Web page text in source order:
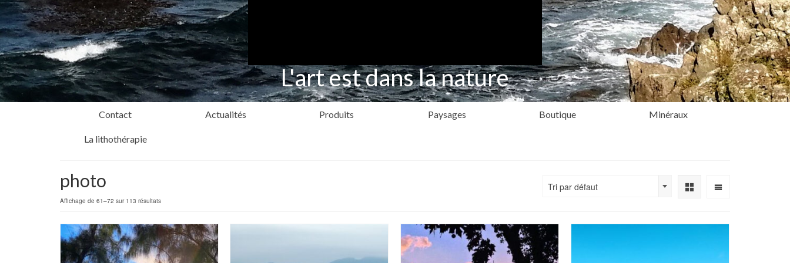
L'art est dans la nature
Contact Actualités Produits Paysages Boutique Minéraux
La lithothérapie
photo
Affichage de 61–72 sur 113 résultats
Tri par défaut